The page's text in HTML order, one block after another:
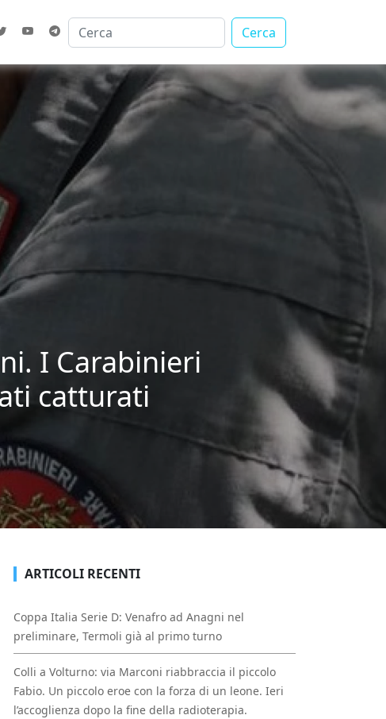
Cerca
I Carabinieri
catturati
ARTICOLI RECENTI
Coppa Italia Serie D: Venafro ad Anagni nel
preliminare, Termoli già al primo turno
Colli a Volturno: via Marconi riabbraccia il piccolo
Fabio. Un piccolo eroe con la forza di un leone. Ieri
l’accoglienza dopo la fine della radioterapia.